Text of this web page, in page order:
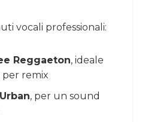
vocali professionali:
Reggaeton, ideale
per remix
, per un sound